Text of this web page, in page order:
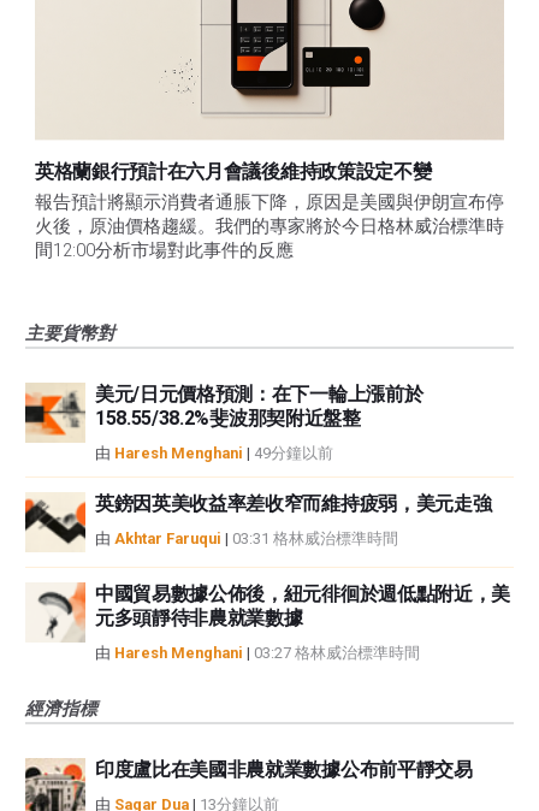
英格蘭銀行預計在六月會議後維持政策設定不變
報告預計將顯示消費者通脹下降，原因是美國與伊朗宣布停
火後，原油價格趨緩。我們的專家將於今日格林威治標準時
間12:00分析市場對此事件的反應
主要貨幣對
美元/日元價格預測：在下一輪上漲前於
158.55/38.2%斐波那契附近盤整
由 Haresh Menghani | 49分鐘以前
英鎊因英美收益率差收窄而維持疲弱，美元走強
由 Akhtar Faruqui | 03:31 格林威治標準時間
中國貿易數據公佈後，紐元徘徊於週低點附近，美
元多頭靜待非農就業數據
由 Haresh Menghani | 03:27 格林威治標準時間
經濟指標
印度盧比在美國非農就業數據公布前平靜交易
由 Sagar Dua | 13分鐘以前